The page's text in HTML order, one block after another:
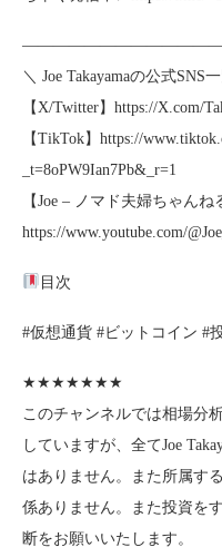
＼ Joe Takayamaの公式SNS
【X/Twitter】https://X.com/
【TikTok】https://
_t=8oPW9Ian7Pb&_r=1
【Joe – ノマド夫婦ちゃんね
https://www.youtube.com/
目次
#仮想通貨 #ビットコイン #
★★★★★★★
このチャンネルでは相場分
していますが、全てJoe
はありません。また所属す
係ありません。また投資を
断をお願いいたします。